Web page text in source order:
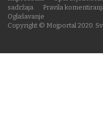
Copyright © Mojportal 2020.
sadržaja
Pravila
Oglašavanje